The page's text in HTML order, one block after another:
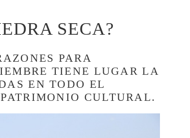
SECA?
PARA
TIENE LUGAR LA
EN TODO EL
CULTURAL.